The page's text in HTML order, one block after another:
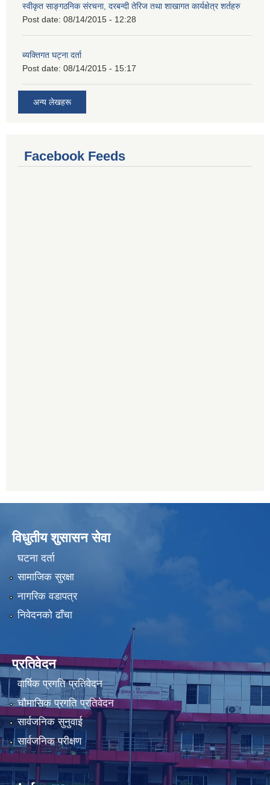
स्वीकृत साङ्गठनिक संरचना, दरबन्दी तेरिज तथा शाखागत कार्यक्षेत्र शर्तहरु
Post date: 08/14/2015 - 12:28
ब्यक्तिगत घट्ना दर्ता
Post date: 08/14/2015 - 15:17
अन्य लेखहरू
Facebook Feeds
विधुतीय शुसासन सेवा
घटना दर्ता
सामाजिक सुरक्षा
नागरिक वडापत्र
निवेदनको ढाँचा
प्रतिवेदन
वार्षिक प्रगति प्रतिवेदन
चौमासिक प्रगति प्रतिवेदन
सार्वजनिक सुनुवाई
सार्वजनिक परीक्षण